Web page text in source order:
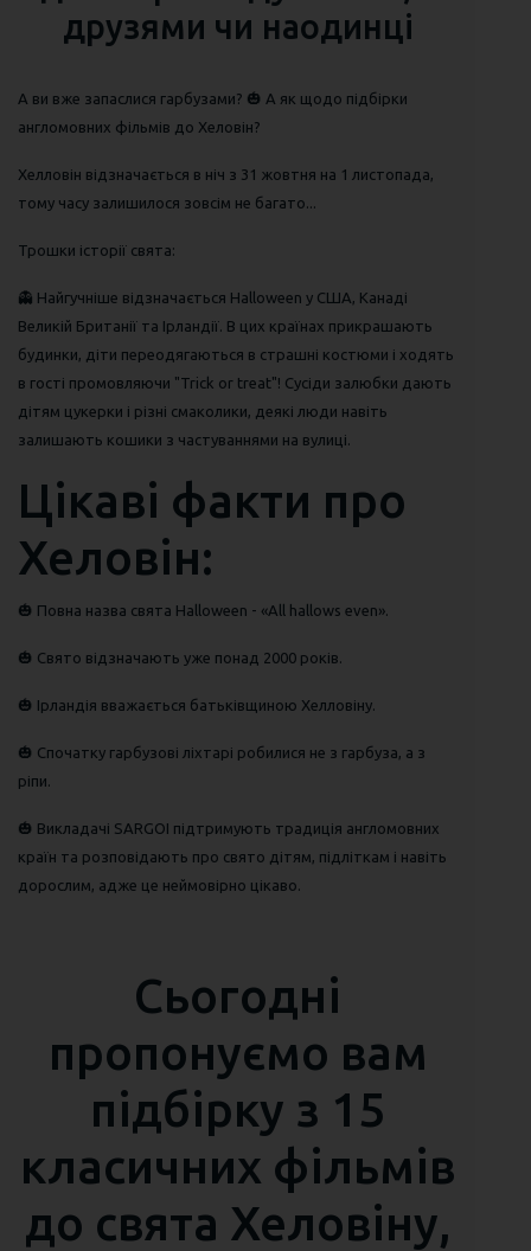
друзями чи наодинці
А ви вже запаслися гарбузами? 🎃 А як щодо підбірки
англомовних фільмів до Хеловін?
Хелловін відзначається в ніч з 31 жовтня на 1 листопада,
тому часу залишилося зовсім не багато...
Трошки історії свята:
👻 Найгучніше відзначається Halloween у США, Канаді
Великій Британії та Ірландії. В цих країнах прикрашають
будинки, діти переодягаються в страшні костюми і ходять
в гості промовляючи "Trick or treat"! Сусіди залюбки дають
дітям цукерки і різні смаколики, деякі люди навіть
залишають кошики з частуваннями на вулиці.
Цікаві факти про
Хеловін:
🎃 Повна назва свята Halloween - «All hallows even».
🎃 Свято відзначають уже понад 2000 років.
🎃 Ірландія вважається батьківщиною Хелловіну.
🎃 Спочатку гарбузові ліхтарі робилися не з гарбуза, а з
ріпи.
🎃 Викладачі SARGOI підтримують традиція англомовних
країн та розповідають про свято дітям, підліткам і навіть
дорослим, адже це неймовірно цікаво.
Сьогодні
пропонуємо вам
підбірку з 15
класичних фільмів
до свята Хеловіну,